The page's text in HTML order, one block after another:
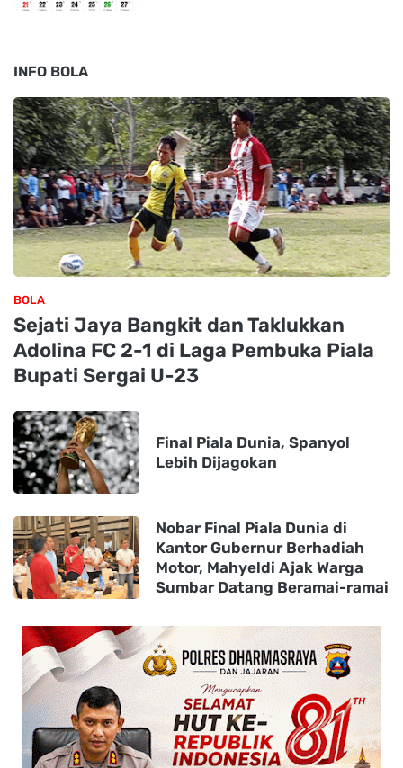
INFO BOLA
BOLA
Sejati Jaya Bangkit dan Taklukkan
Adolina FC 2-1 di Laga Pembuka Piala
Bupati Sergai U-23
Final Piala Dunia, Spanyol
Lebih Dijagokan
Nobar Final Piala Dunia di
Kantor Gubernur Berhadiah
Motor, Mahyeldi Ajak Warga
Sumbar Datang Beramai-ramai